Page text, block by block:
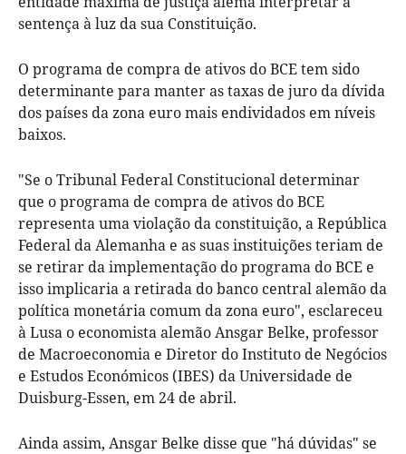
sentença à luz da sua Constituição.
O programa de compra de ativos do BCE tem sido
determinante para manter as taxas de juro da dívida
dos países da zona euro mais endividados em níveis
baixos.
"Se o Tribunal Federal Constitucional determinar
que o programa de compra de ativos do BCE
representa uma violação da constituição, a República
Federal da Alemanha e as suas instituições teriam de
se retirar da implementação do programa do BCE e
isso implicaria a retirada do banco central alemão da
política monetária comum da zona euro", esclareceu
à Lusa o economista alemão Ansgar Belke, professor
de Macroeconomia e Diretor do Instituto de Negócios
e Estudos Económicos (IBES) da Universidade de
Duisburg-Essen, em 24 de abril.
Ainda assim, Ansgar Belke disse que "há dúvidas" se